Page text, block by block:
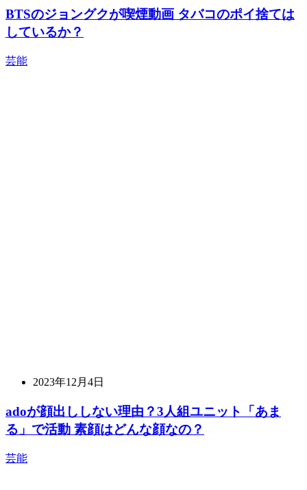
BTSのジョングクが喫煙動画 タバコのポイ捨ては
しているか？
芸能
2023年12月4日
adoが顔出ししない理由？3人組ユニット「あま
る」で活動 素顔はどんな顔なの？
芸能